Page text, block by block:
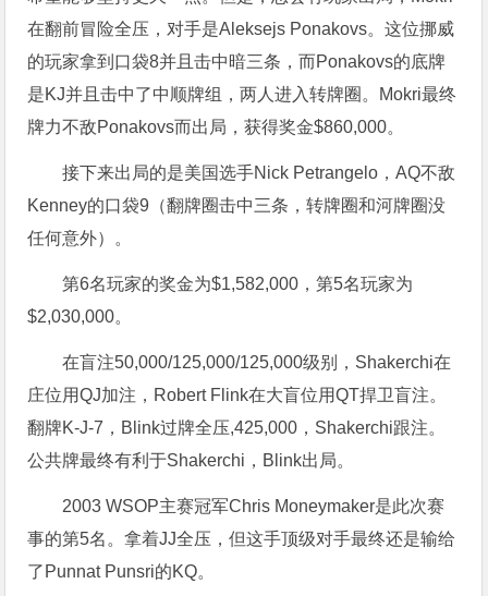
在翻前冒险全压，对手是Aleksejs Ponakovs。这位挪威
的玩家拿到口袋8并且击中暗三条，而Ponakovs的底牌
是KJ并且击中了中顺牌组，两人进入转牌圈。Mokri最终
牌力不敌Ponakovs而出局，获得奖金$860,000。
接下来出局的是美国选手Nick Petrangelo，AQ不敌
Kenney的口袋9（翻牌圈击中三条，转牌圈和河牌圈没
任何意外）。
第6名玩家的奖金为$1,582,000，第5名玩家为
$2,030,000。
在盲注50,000/125,000/125,000级别，Shakerchi在
庄位用QJ加注，Robert Flink在大盲位用QT捍卫盲注。
翻牌K-J-7，Blink过牌全压,425,000，Shakerchi跟注。
公共牌最终有利于Shakerchi，Blink出局。
2003 WSOP主赛冠军Chris Moneymaker是此次赛
事的第5名。拿着JJ全压，但这手顶级对手最终还是输给
了Punnat Punsri的KQ。